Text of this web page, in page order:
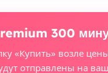
300
«Купить» возле
отправлены на